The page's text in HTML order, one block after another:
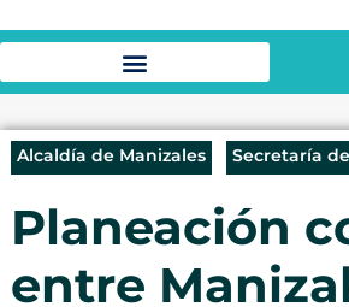
Alcaldía de Manizales Secretaría
Planeación
entre